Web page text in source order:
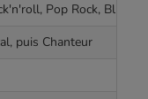
Pop Rock, Blues,
puis Chanteur